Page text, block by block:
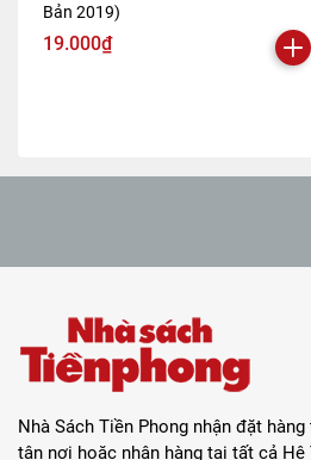
Bản 2019)
19.000₫
Nhà Sách Tiền Phong nhận đặt
tận nơi hoặc nhận hàng tại tất cả Hệ